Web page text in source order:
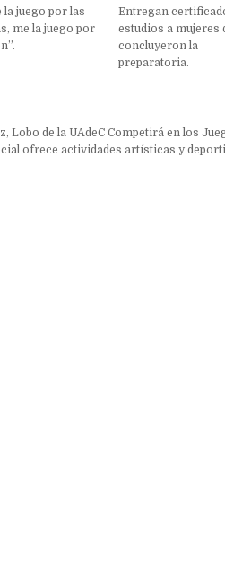
la juego por las
me la juego por
Entregan
estudios a mujeres
concluyeron la
preparatoria.
Lobo de la UAdeC Competirá en los
ofrece actividades artísticas y